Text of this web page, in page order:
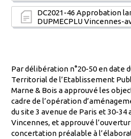
DC2021-46 Approbation
DUPMECPLU Vincennes-
Par délibération n°20-50 en date
Territorial de l’Etablissement
Marne & Bois a approuvé les
cadre de l’opération
du site 3 avenue de Paris et 30-34
Vincennes, et approuvé
concertation préalable à